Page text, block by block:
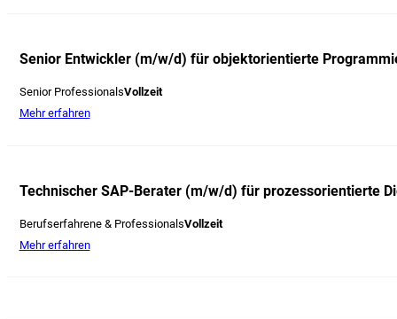
Senior Entwickler (m/w/d) für objektorientierte
Senior ProfessionalsVollzeit
Mehr erfahren
Technischer SAP-Berater (m/w/d) für prozessorientierte
Berufserfahrene & ProfessionalsVollzeit
Mehr erfahren